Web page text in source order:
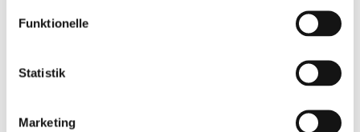
Funktionelle
Statistik
Marketing
Artikler